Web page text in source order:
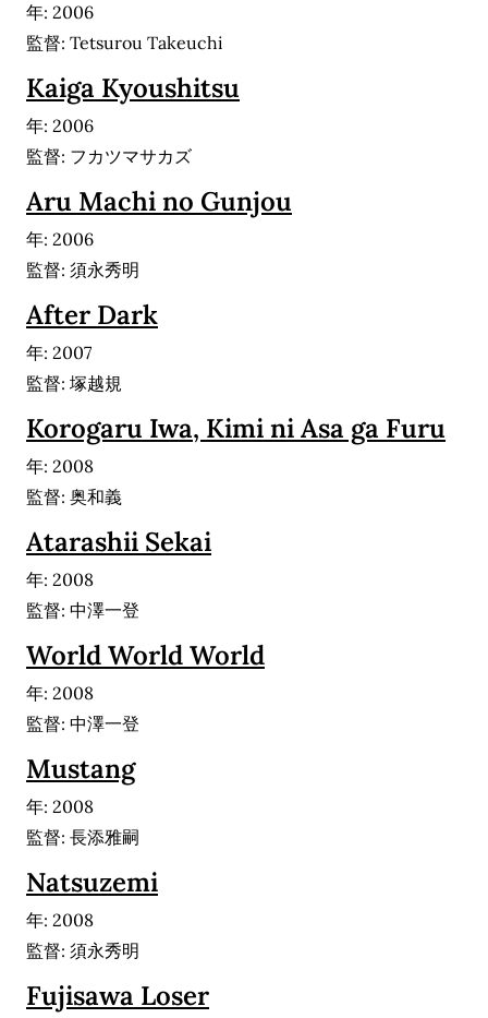
年: 2006
監督: Tetsurou Takeuchi
Kaiga Kyoushitsu
年: 2006
監督: フカツマサカズ
Aru Machi no Gunjou
年: 2006
監督: 須永秀明
After Dark
年: 2007
監督: 塚越規
Korogaru Iwa, Kimi ni Asa ga Furu
年: 2008
監督: 奥和義
Atarashii Sekai
年: 2008
監督: 中澤一登
World World World
年: 2008
監督: 中澤一登
Mustang
年: 2008
監督: 長添雅嗣
Natsuzemi
年: 2008
監督: 須永秀明
Fujisawa Loser